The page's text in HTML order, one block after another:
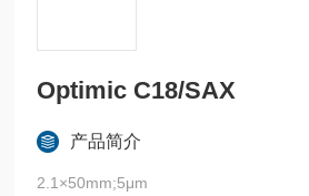
Optimic C18/SAX
产品简介
2.1×50mm;5μm